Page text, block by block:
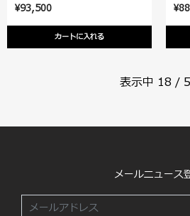
¥93,500
カートに入れる
表示中 18 /
メールニュース